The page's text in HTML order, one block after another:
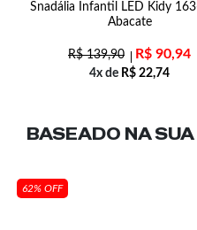
Snadália Infantil LED Kidy
Abacate
R$139,90 R$ 90,94
4x de R$ 22,74
BASEADO NA SUA
62% OFF